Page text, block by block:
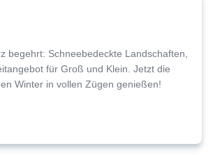
begehrt: Schneebedeckte Landschaften,
für Groß und Klein. Jetzt die
Winter in vollen Zügen genießen!